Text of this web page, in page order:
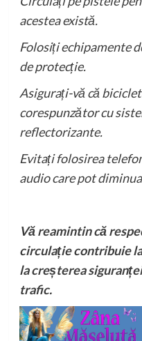
acestea există.
Folosiți echipamente
de protecție.
Asigurați-vă că
corespunzător cu
reflectorizante.
Evitați folosirea
audio care pot
Vă reamintin că
circulație contribuie
la creșterea
trafic.